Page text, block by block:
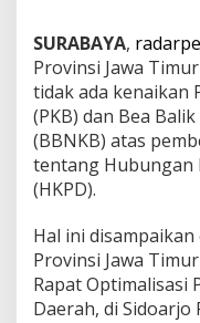
g
P
e
r
t
u
m
h
a
n
E
k
SURABAYA,
Provinsi Jawa
tidak ada kenaikan
(PKB) dan Bea
(BBNKB) atas
tentang Hubungan
(HKPD).
Hal ini
Provinsi Jawa
Rapat Optimalisasi
Daerah, di Sidoarjo